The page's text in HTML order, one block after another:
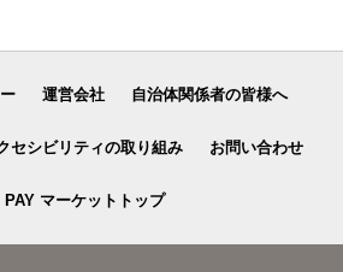
運営会社 自治体関係者の皆様へ
セシビリティの取り組み お問い合わせ
PAY マーケットトップ